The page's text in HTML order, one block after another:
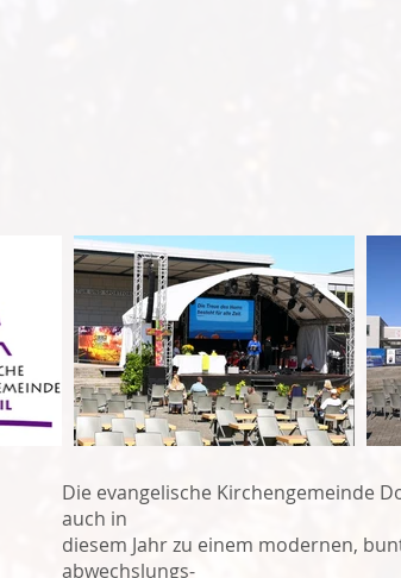
Die evangelische Kirchengemeinde
auch in
diesem Jahr zu einem modernen,
abwechslungs-